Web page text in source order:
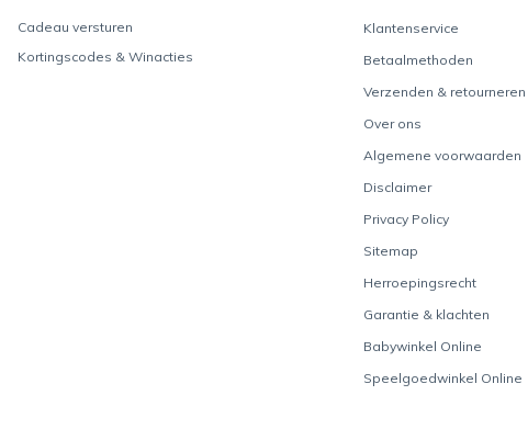
Cadeau versturen
Kortingscodes & Winacties
Klantenservice
Betaalmethoden
Verzenden & retourneren
Over ons
Algemene voorwaarden
Disclaimer
Privacy Policy
Sitemap
Herroepingsrecht
Garantie & klachten
Babywinkel Online
Speelgoedwinkel Online